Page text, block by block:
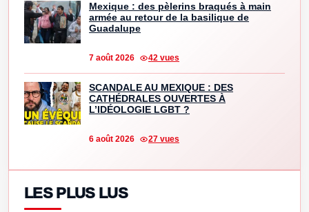
Mexique : des pèlerins braqués à main
armée au retour de la basilique de
Guadalupe
7 août 2026 42 vues
SCANDALE AU MEXIQUE : DES
CATHÉDRALES OUVERTES À
L’IDÉOLOGIE LGBT ?
6 août 2026 27 vues
LES PLUS LUS